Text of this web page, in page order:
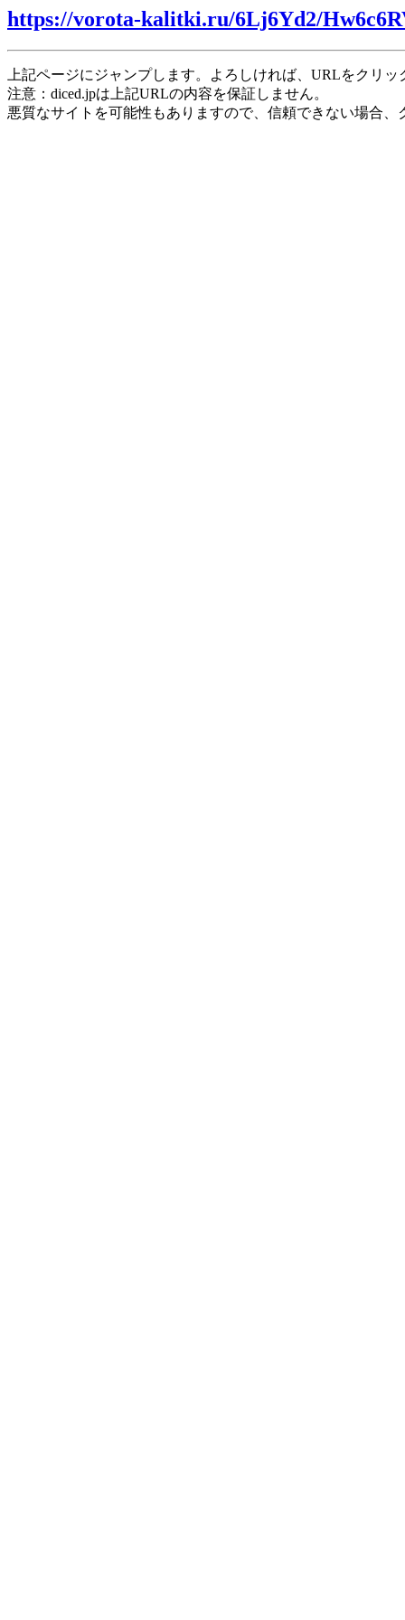
https://vorota-kalitki.ru/6Lj6Yd2/
上記ページにジャンプします。よろしければ、URLをクリ
注意：diced.jpは上記URLの内容を保証しません。
悪質なサイトを可能性もありますので、信頼できない場合、